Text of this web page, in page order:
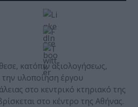
κατόπιν αξιολογήσεως,
την υλοποίηση έργου
στο κεντρικό κτηριακό της
στο κέντρο της Αθήνας.